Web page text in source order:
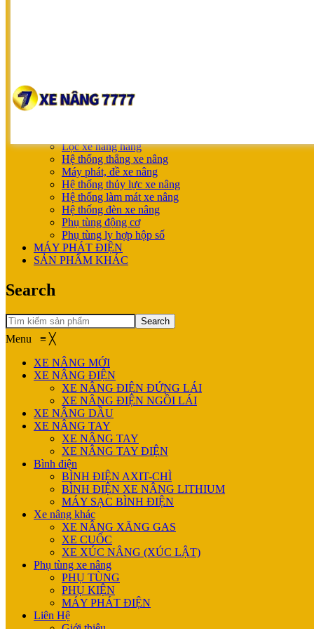
XE NÂNG TAY
XE NÂNG TAY ĐIỆN
Lọc xe nâng hàng
Hệ thống thắng xe nâng
Máy phát, đề xe nâng
Hệ thống thủy lực xe nâng
Hệ thống làm mát xe nâng
Hệ thống đèn xe nâng
Phụ tùng động cơ
Phụ tùng ly hợp hộp số
MÁY PHÁT ĐIỆN
SẢN PHẨM KHÁC
Search
Search
Menu ≡ ╳
XE NÂNG MỚI
XE NÂNG ĐIỆN
XE NÂNG ĐIỆN ĐỨNG LÁI
XE NÂNG ĐIỆN NGỒI LÁI
XE NÂNG DẦU
XE NÂNG TAY
XE NÂNG TAY
XE NÂNG TAY ĐIỆN
Bình điện
BÌNH ĐIỆN AXIT-CHÌ
BÌNH ĐIỆN XE NÂNG LITHIUM
MÁY SẠC BÌNH ĐIỆN
Xe nâng khác
XE NÂNG XĂNG GAS
XE CUỐC
XE XÚC NÂNG (XÚC LẬT)
Phụ tùng xe nâng
PHỤ TÙNG
PHỤ KIỆN
MÁY PHÁT ĐIỆN
Liên Hệ